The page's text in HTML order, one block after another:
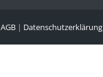
AGB | Datenschutzerklärung